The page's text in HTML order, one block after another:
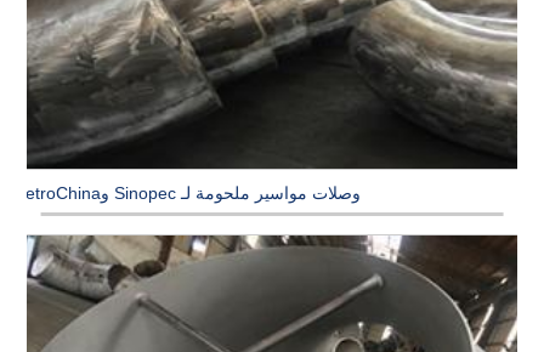
وصلات مواسير ملحومة لـ Sinopec وPetroChina